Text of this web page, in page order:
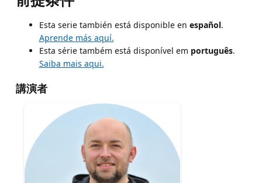
Esta serie también está disponible en español.
Aprende más aquí.
Esta série também está disponível em português.
Saiba mais aqui.
講演者